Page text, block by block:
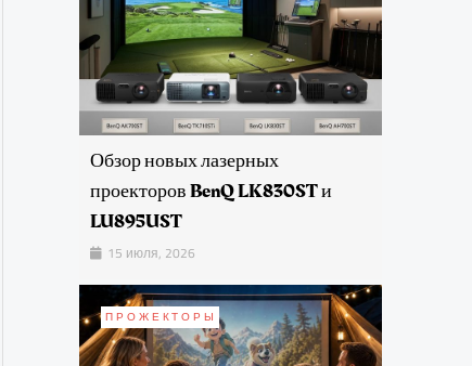
Обзор новых лазерных
проекторов BenQ LK830ST и
LU895UST
15 июля, 2026
ПРОЖЕКТОРЫ